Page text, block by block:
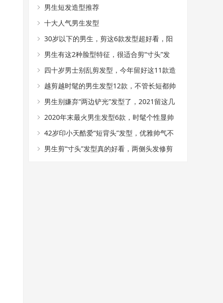
男生短发造型推荐
十大人气男生发型
30岁以下的男生，剪这6款发型超好看，阳
光又帅气
男生有这2种脸型特征，很适合剪“寸头”发
型，阳光又帅气
四十岁男士别乱剪发型，今年留好这11款造
型，成熟帅气不显老
越剪越时髦的男生发型12款，不管长短都帅
气，干净显精神
男生别嫌弃“两边铲光”发型了，2021留这几
款造型，干净帅气
2020年末最火男生发型6款，时髦个性显帅
气，狼尾头值得尝试
42岁印小天酷爱“短背头”发型，优雅帅气不
油腻，冲进追光哥哥
男生剪“寸头”发型真的好看，两侧头发修剪